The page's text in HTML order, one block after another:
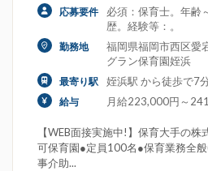
応募要件
必須：保育士。年齢
歴。経験等：。
勤務地
福岡県福岡市西区愛
グラン保育園姪浜
最寄り駅 姪浜駅 から徒歩で7
給与 月給223,000円～
【WEB面接実施中!】保育大手の
可保育園●定員100名●保育業務全
事介助...